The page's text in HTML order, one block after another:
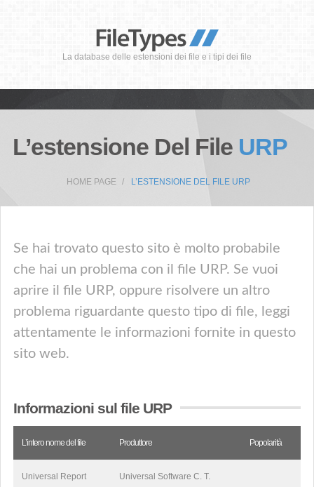
La database delle estensioni dei file e i tipi dei file
L’estensione Del File URP
HOME PAGE L’ESTENSIONE DEL FILE URP
Se hai trovato questo sito è molto probabile
che hai un problema con il file URP. Se vuoi
aprire il file URP, oppure risolvere un altro
problema riguardante questo tipo di file, leggi
attentamente le informazioni fornite in questo
sito web.
Informazioni sul file URP
L’intero nome del file Produttore Popolarità
Universal Report Universal Software C. T.